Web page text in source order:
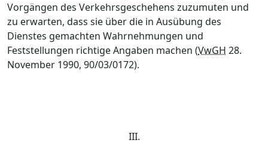
Vorgängen des Verkehrsgeschehens zuzumuten und
zu erwarten, dass sie über die in Ausübung des
Dienstes gemachten Wahrnehmungen und
Feststellungen richtige Angaben machen (VwGH 28.
November 1990, 90/03/0172).
III.